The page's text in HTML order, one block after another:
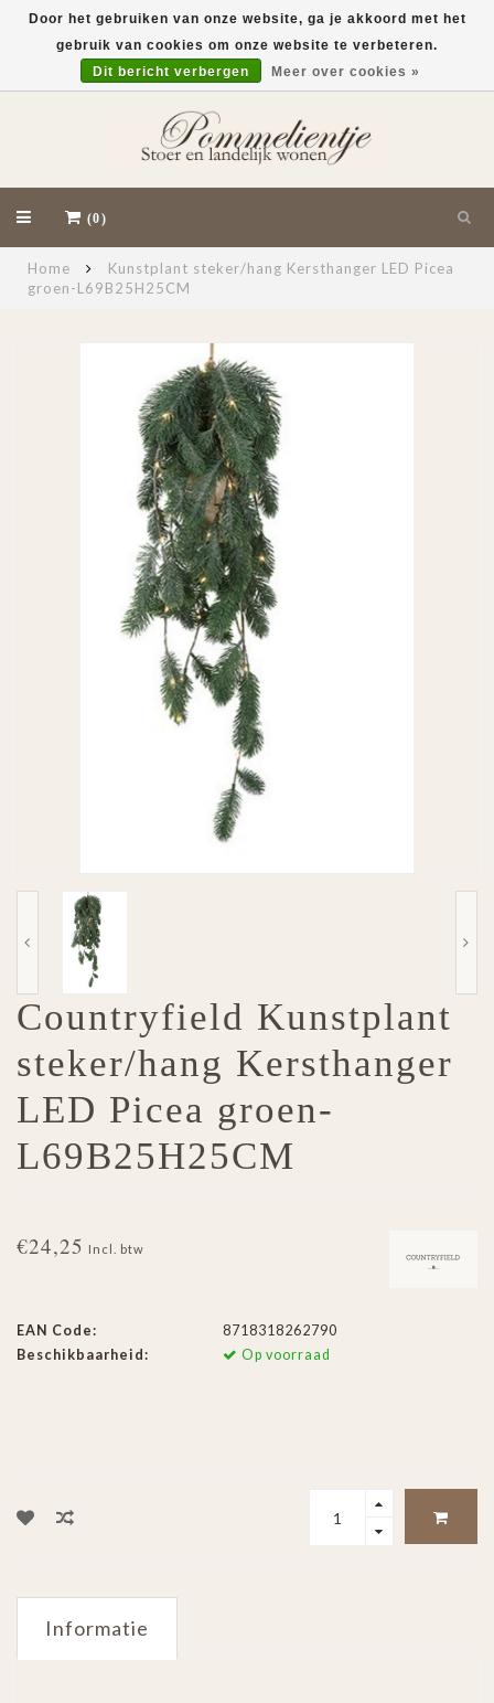
(0)
Home
Kunstplant steker/hang Kersthanger LED Picea
groen-L69B25H25CM
Countryfield Kunstplant
steker/hang Kersthanger
LED Picea groen-
L69B25H25CM
€24,25 Incl. btw
EAN Code:
8718318262790
Beschikbaarheid:
Op voorraad
Informatie
Door het gebruiken van onze website, ga je akkoord met het
gebruik van cookies om onze website te verbeteren.
Dit bericht verbergen
Meer over cookies »